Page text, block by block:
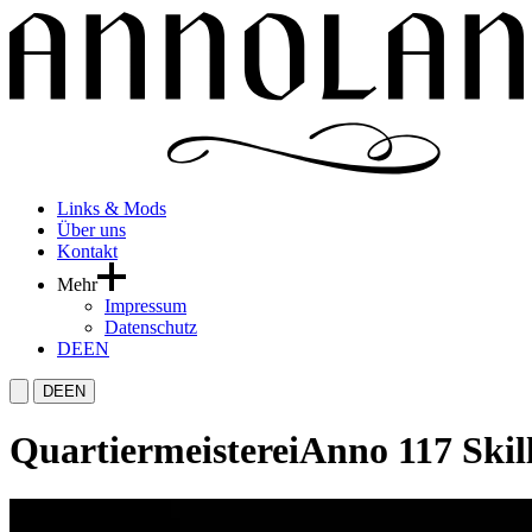
Links & Mods
Über uns
Kontakt
Mehr
Impressum
Datenschutz
DEEN
DEEN
QuartiermeistereiAnno 117